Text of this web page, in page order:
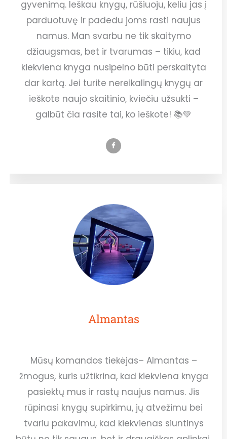
gyvenimą. Ieškau knygų, rūšiuoju, keliu jas į
parduotuvę ir padedu joms rasti naujus
namus. Man svarbu ne tik skaitymo
džiaugsmas, bet ir tvarumas – tikiu, kad
kiekviena knyga nusipelno būti perskaityta
dar kartą. Jei turite nereikalingų knygų ar
ieškote naujo skaitinio, kviečiu užsukti –
galbūt čia rasite tai, ko ieškote! 📚💚
Almantas
Mūsų komandos tiekėjas– Almantas –
žmogus, kuris užtikrina, kad kiekviena knyga
pasiektų mus ir rastų naujus namus. Jis
rūpinasi knygų supirkimu, jų atvežimu bei
tvariu pakavimu, kad kiekvienas siuntinys